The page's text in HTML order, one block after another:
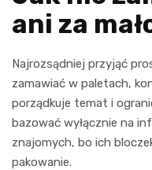
ani za
Najrozsądniej przyjąć
zamawiać w paletach,
porządkuje temat i
bazować wyłącznie na
znajomych, bo ich
pakowanie.